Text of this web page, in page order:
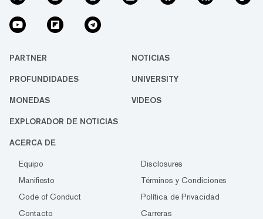
PARTNER NOTICIAS
PROFUNDIDADES UNIVERSITY
MONEDAS VIDEOS
EXPLORADOR DE NOTICIAS
ACERCA DE
Equipo
Disclosures
Manifiesto
Términos y Condiciones
Code of Conduct
Política de Privacidad
Contacto
Carreras